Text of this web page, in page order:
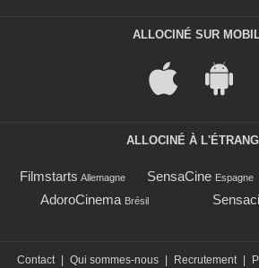
ALLOCINÉ SUR
ALLOCINÉ À
Filmstarts Allemagne SensaCine Espagne
AdoroCinema Brésil
Contact Qui sommes-nous Recrutement